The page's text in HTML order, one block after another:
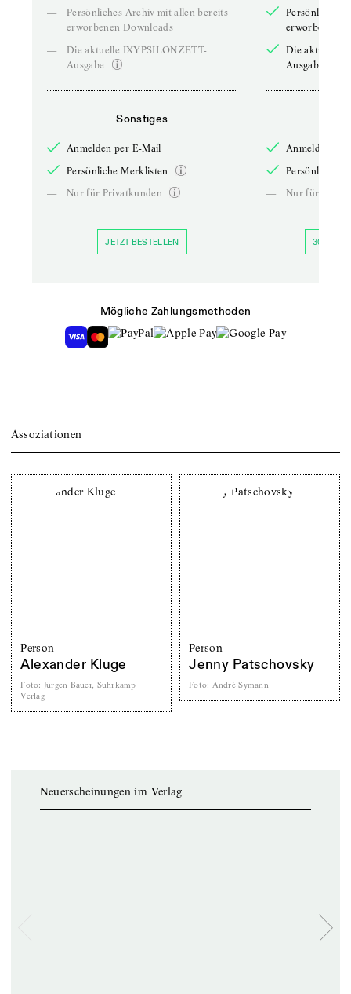
—
Persönliches Archiv mit allen bereits
erworbenen Downloads
—
Die aktuelle IXYPSILONZETT-
Ausgabe
Sonstiges
Anmelden per E-Mail
Persönliche Merklisten
—
Nur für Privatkunden
JETZT BESTELLEN
Persönliches
erworbenen
Die aktuelle
Ausgabe
Anmelden
Persönliche
—
Nur für
30 TAGE
Mögliche Zahlungsmethoden
Assoziationen
Person
Alexander Kluge
Foto: Jürgen Bauer, Suhrkamp
Verlag
Person
Jenny Patschovsky
Foto: André Symann
Neuerscheinungen im Verlag